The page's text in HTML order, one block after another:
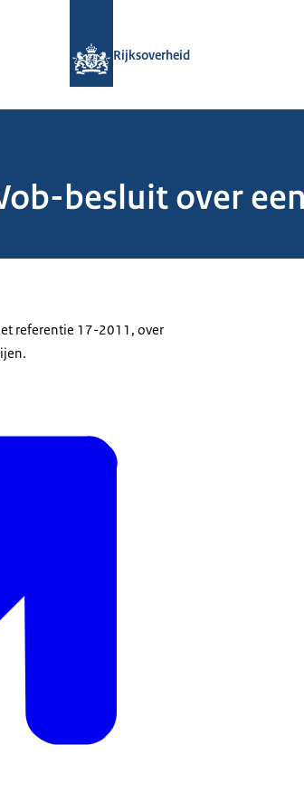
Rijksoverheid
besluit over
referentie 17-2011, over